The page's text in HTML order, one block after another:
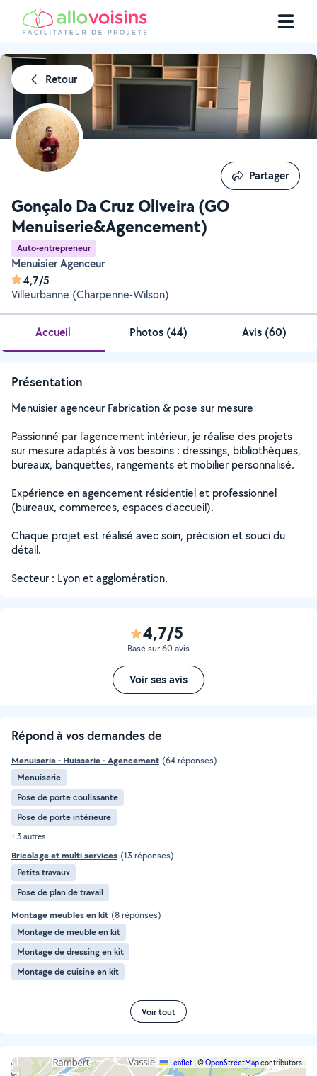
Retour
Gonçalo Da Cruz Oliveira (GO
Menuiserie&Agencement)
Auto-entrepreneur
Menuisier Agenceur
4,7/5
Villeurbanne (Charpenne-Wilson)
Partager
Partager
Accueil Photos (44) Avis (60)
Présentation
Menuisier agenceur Fabrication & pose sur mesure
Passionné par l'agencement intérieur, je réalise des projets
sur mesure adaptés à vos besoins : dressings, bibliothèques,
bureaux, banquettes, rangements et mobilier personnalisé.
Expérience en agencement résidentiel et professionnel
(bureaux, commerces, espaces d'accueil).
Chaque projet est réalisé avec soin, précision et souci du
détail.
Secteur : Lyon et agglomération.
4,7/5
Basé sur 60 avis
Voir ses avis
Répond à vos demandes de
Menuiserie - Huisserie - Agencement (64 réponses)
Menuiserie
Pose de porte coulissante
Pose de porte intérieure
+ 3 autres
Bricolage et multi services (13 réponses)
Petits travaux
Pose de plan de travail
Montage meubles en kit (8 réponses)
Montage de meuble en kit
Montage de dressing en kit
Montage de cuisine en kit
Voir tout
Leaflet ©OpenStreetMapcontributors